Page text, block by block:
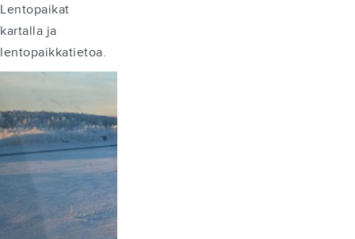
Lentopaikat
kartalla ja
lentopaikkatietoa.